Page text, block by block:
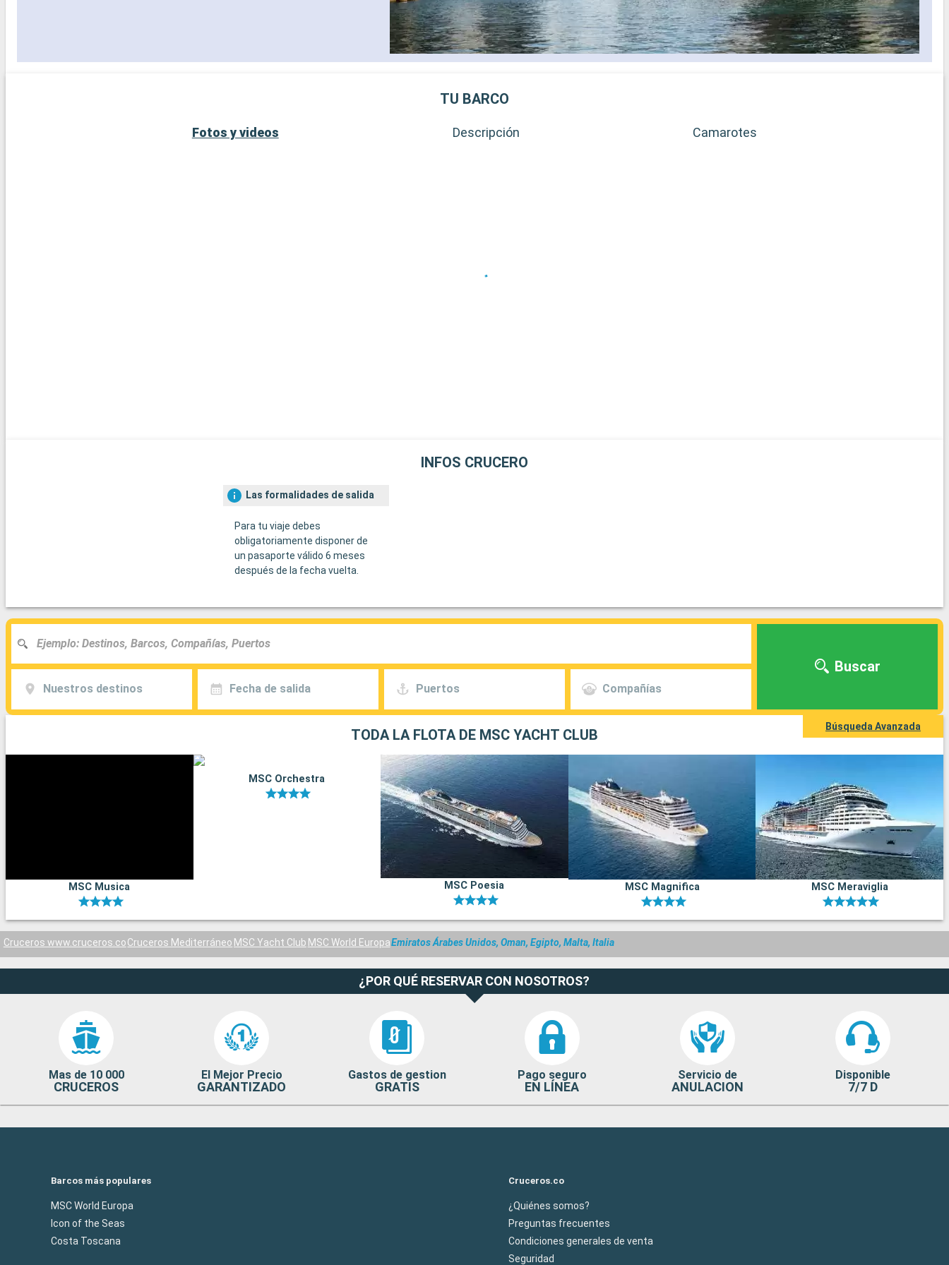
adultos)
- 40% de descuento en una selección
prepago de spa
- 10% de descuento en todos los
tratamientos de spa adquiridos a bordo
- Embarque prioritario y entrega de
OTROS PRIVILEGIOS
elección de horario para cenar
TU BARCO
Fotos y videos Descripción Camarotes
INFOS CRUCERO
Las formalidades de salida
Para tu viaje debes
obligatoriamente disponer de
un pasaporte válido 6 meses
después de la fecha vuelta.
Nuestros destinos Fecha de salida Puertos Compañías
Buscar
Búsqueda Avanzada
TODA LA FLOTA DE MSC YACHT CLUB
MSC Musica
MSC Orchestra
MSC Poesia MSC Magnifica MSC Meraviglia
Cruceros www.cruceros.coCruceros Mediterráneo MSC Yacht Club MSC World EuropaEmiratos Árabes Unidos, Oman, Egipto, Malta, Italia
¿POR QUÉ RESERVAR CON NOSOTROS?
Mas de 10 000
CRUCEROS
El Mejor Precio
GARANTIZADO
Gastos de gestion
GRATIS
Pago seguro
EN LÍNEA
Servicio de
ANULACION
Disponible
7/7 D
Barcos más populares
MSC World Europa
Icon of the Seas
Costa Toscana
Cruceros.co
¿Quiénes somos?
Preguntas frecuentes
Condiciones generales de venta
Seguridad